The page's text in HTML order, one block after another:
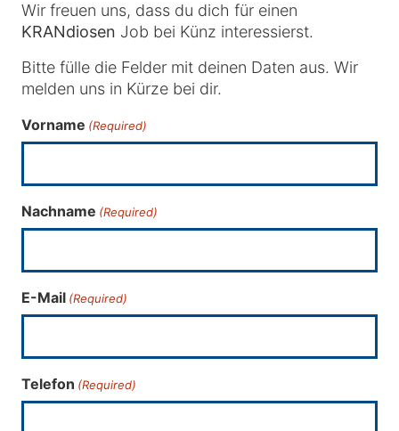
Wir freuen uns, dass du dich für einen
KRANdiosen Job bei Künz interessierst.
Bitte fülle die Felder mit deinen Daten aus. Wir
melden uns in Kürze bei dir.
Vorname (Required)
Nachname (Required)
E-Mail (Required)
Telefon (Required)